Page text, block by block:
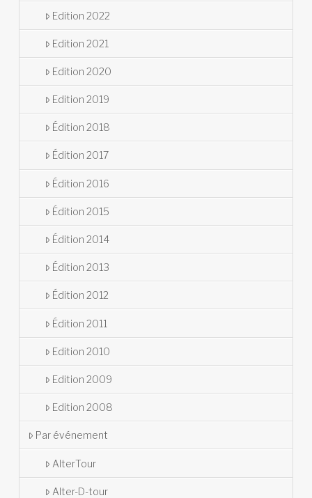
Edition 2022
Edition 2021
Edition 2020
Edition 2019
Édition 2018
Édition 2017
Édition 2016
Édition 2015
Édition 2014
Édition 2013
Édition 2012
Édition 2011
Edition 2010
Edition 2009
Edition 2008
Par événement
AlterTour
Alter-D-tour